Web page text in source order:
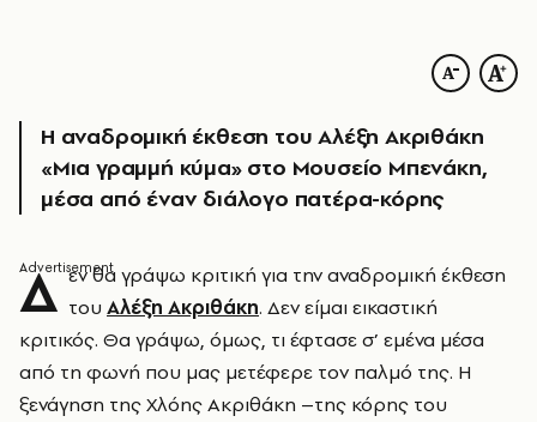
Η αναδρομική έκθεση του Αλέξη Ακριθάκη
«Μια γραμμή κύμα» στο Μουσείο Μπενάκη,
μέσα από έναν διάλογο πατέρα-κόρης
Δ εν θα γράψω κριτική για την αναδρομική έκθεση
του Αλέξη Ακριθάκη. Δεν είμαι εικαστική
κριτικός. Θα γράψω, όμως, τι έφτασε σ’ εμένα μέσα
από τη φωνή που μας μετέφερε τον παλμό της. Η
ξενάγηση τηςΧλόης Ακριθάκη –της κόρης του